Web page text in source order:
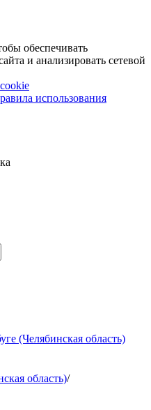
обеспечивать
и анализировать сетевой
использования
(Челябинская область)
область)/